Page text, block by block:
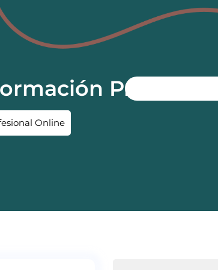
Online